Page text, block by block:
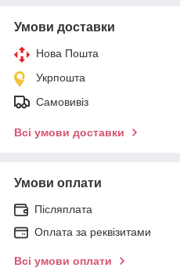
Умови доставки
Нова Пошта
Укрпошта
Самовивіз
Всі умови доставки
Умови оплати
Післяплата
Оплата за реквізитами
Всі умови оплати